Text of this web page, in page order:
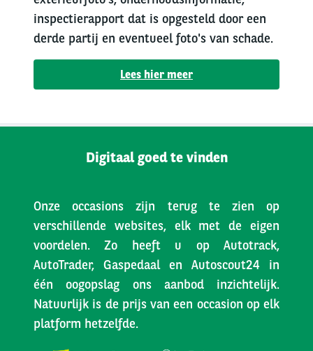
inspectierapport dat is opgesteld door een
derde partij en eventueel foto's van schade.
Lees hier meer
Digitaal goed te vinden
Onze occasions zijn terug te zien op
verschillende websites, elk met de eigen
voordelen. Zo heeft u op Autotrack,
AutoTrader, Gaspedaal en Autoscout24 in
één oogopslag ons aanbod inzichtelijk.
Natuurlijk is de prijs van een occasion op elk
platform hetzelfde.